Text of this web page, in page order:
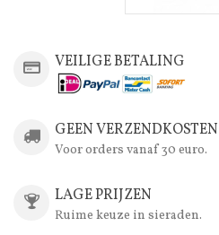
VEILIGE BETALING
GEEN VERZENDKOSTEN
Voor orders vanaf 30 euro.
LAGE PRIJZEN
Ruime keuze in sieraden.